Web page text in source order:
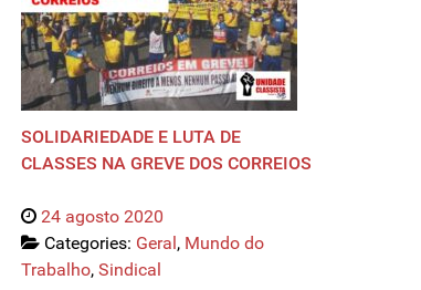
SOLIDARIEDADE E LUTA DE
CLASSES NA GREVE DOS CORREIOS
24 agosto 2020
Categories: Geral , Mundo do
Trabalho, Sindical